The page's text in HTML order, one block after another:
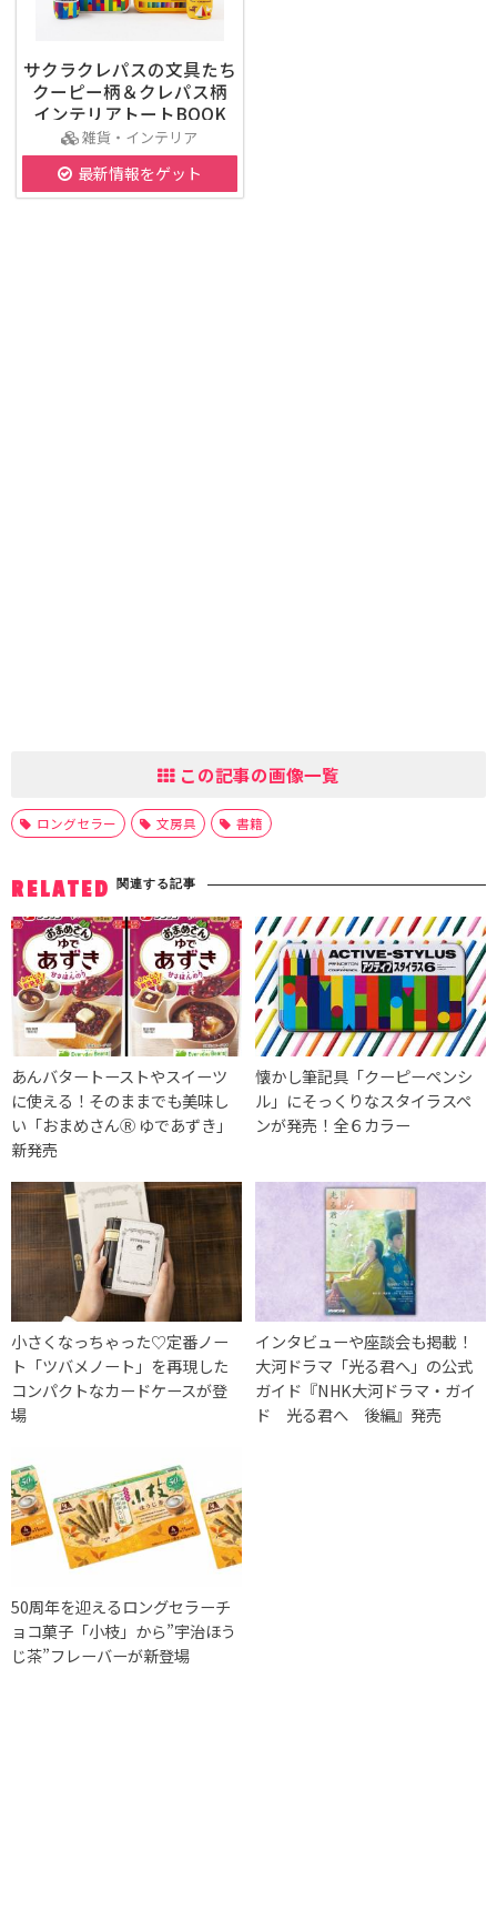
サクラクレパスの文具たち
クーピー柄＆クレパス柄
インテリアトートBOOK
雑貨・インテリア
最新情報をゲット
この記事の画像一覧
ロングセラー 文房具 書籍
RELATED 関連する記事
あんバタートーストやスイーツ
に使える！そのままでも美味し
い「おまめさんⓇ ゆであずき」
新発売
懐かし筆記具「クーピーペンシ
ル」にそっくりなスタイラスペ
ンが発売！全６カラー
小さくなっちゃった♡定番ノー
ト「ツバメノート」を再現した
コンパクトなカードケースが登
場
インタビューや座談会も掲載！
大河ドラマ「光る君へ」の公式
ガイド『NHK大河ドラマ・ガイ
ド 光る君へ 後編』発売
50周年を迎えるロングセラーチ
ョコ菓子「小枝」から”宇治ほう
じ茶”フレーバーが新登場